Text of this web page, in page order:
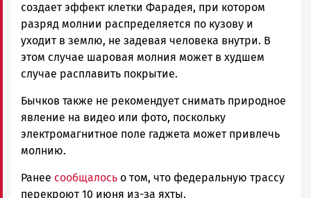
создает эффект клетки Фарадея, при котором
разряд молнии распределяется по кузову и
уходит в землю, не задевая человека внутри. В
этом случае шаровая молния может в худшем
случае расплавить покрытие.
Бычков также не рекомендует снимать природное
явление на видео или фото, поскольку
электромагнитное поле гаджета может привлечь
молнию.
Ранее сообщалось о том, что федеральную трассу
перекроют 10 июня из-за яхты.